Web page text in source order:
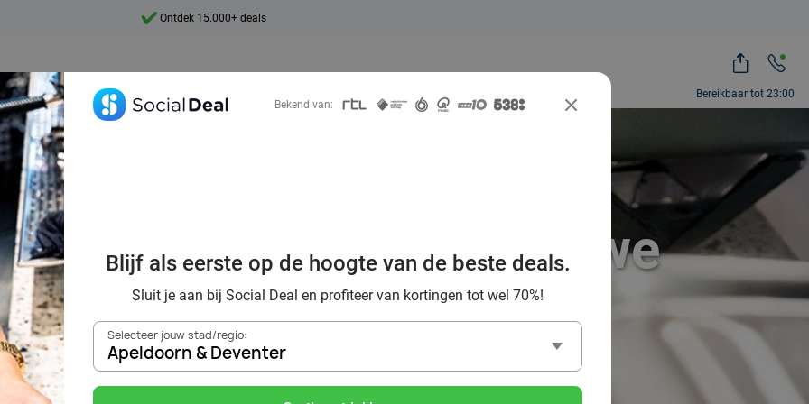
Bereikbaar tot 23:00
7 dagen per week beschikbaar
sfeer van het Douwe
Egberts Café
Bekend van:
Blijf als eerste op de hoogte van de beste deals.
Sluit je aan bij Social Deal en profiteer van kortingen tot wel 70%!
Selecteer jouw stad/regio:
Apeldoorn & Deventer